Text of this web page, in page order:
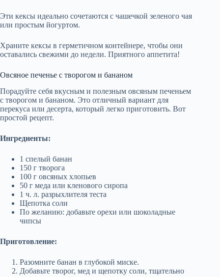
Эти кексы идеально сочетаются с чашечкой зеленого чая
или простым йогуртом.
Храните кексы в герметичном контейнере, чтобы они
оставались свежими до недели. Приятного аппетита!
Овсяное печенье с творогом и бананом
Порадуйте себя вкусным и полезным овсяным печеньем
с творогом и бананом. Это отличный вариант для
перекуса или десерта, который легко приготовить. Вот
простой рецепт.
Ингредиенты:
1 спелый банан
150 г творога
100 г овсяных хлопьев
50 г меда или кленового сиропа
1 ч. л. разрыхлителя теста
Щепотка соли
По желанию: добавьте орехи или шоколадные
чипсы
Приготовление:
Разомните банан в глубокой миске.
Добавьте творог, мед и щепотку соли, тщательно